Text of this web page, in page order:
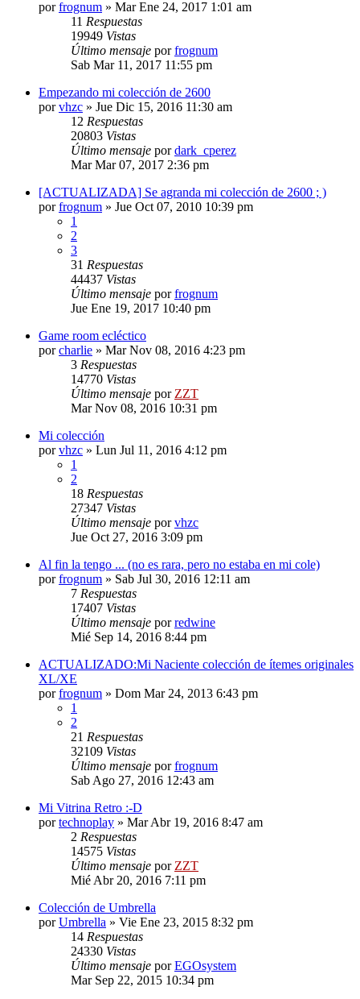
porfrognum » Mar Ene 24, 2017 1:01 am
11 Respuestas
19949 Vistas
Último mensaje porfrognum
Sab Mar 11, 2017 11:55 pm
Empezando mi colección de 2600
porvhzc » Jue Dic 15, 2016 11:30 am
12 Respuestas
20803 Vistas
Último mensaje pordark_cperez
Mar Mar 07, 2017 2:36 pm
[ACTUALIZADA] Se agranda mi colección de 2600 ; )
porfrognum » Jue Oct 07, 2010 10:39 pm
1
2
3
31 Respuestas
44437 Vistas
Último mensaje porfrognum
Jue Ene 19, 2017 10:40 pm
Game room ecléctico
porcharlie » Mar Nov 08, 2016 4:23 pm
3 Respuestas
14770 Vistas
Último mensaje por ZZT
Mar Nov 08, 2016 10:31 pm
Mi colección
porvhzc » Lun Jul 11, 2016 4:12 pm
1
2
18 Respuestas
27347 Vistas
Último mensaje porvhzc
Jue Oct 27, 2016 3:09 pm
Al fin la tengo ... (no es rara, pero no estaba en mi cole)
porfrognum » Sab Jul 30, 2016 12:11 am
7 Respuestas
17407 Vistas
Último mensaje porredwine
Mié Sep 14, 2016 8:44 pm
ACTUALIZADO:Mi Naciente colección de ítemes originales
XL/XE
porfrognum » Dom Mar 24, 2013 6:43 pm
1
2
21 Respuestas
32109 Vistas
Último mensaje porfrognum
Sab Ago 27, 2016 12:43 am
Mi Vitrina Retro :-D
portechnoplay » Mar Abr 19, 2016 8:47 am
2 Respuestas
14575 Vistas
Último mensaje por ZZT
Mié Abr 20, 2016 7:11 pm
Colección de Umbrella
porUmbrella » Vie Ene 23, 2015 8:32 pm
14 Respuestas
24330 Vistas
Último mensaje porEGOsystem
Mar Sep 22, 2015 10:34 pm